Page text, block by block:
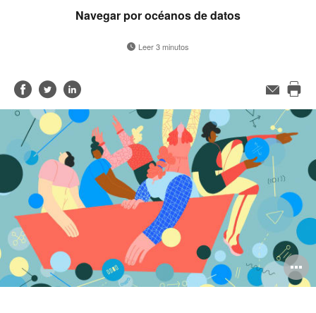
Navegar por océanos de datos
Leer 3 minutos
Compartir
en
Facebook
Compartir
en
Twitter
Compartir
en
Linked-
in
Correo